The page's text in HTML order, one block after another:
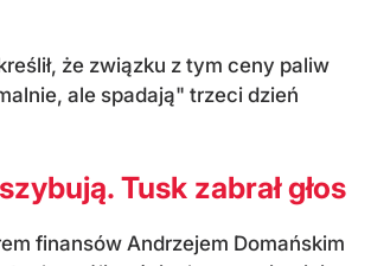
że związku z tym ceny paliw
ale spadają" trzeci dzień
Tusk zabrał głos
finansów Andrzejem Domańskim